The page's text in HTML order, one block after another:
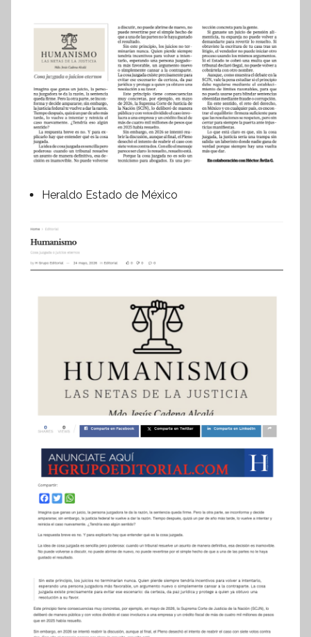
Heraldo Estado de México